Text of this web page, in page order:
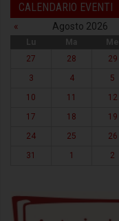
CALENDARIO EVENTI
« Agosto 2026
Lu Ma Me
27
28 29
3
4 5
10
11 12
17
18 19
24
25 26
31
1 2